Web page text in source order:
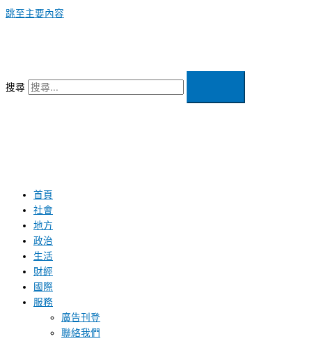
跳至主要內容
搜尋
首頁
社會
地方
政治
生活
財經
國際
服務
廣告刊登
聯絡我們